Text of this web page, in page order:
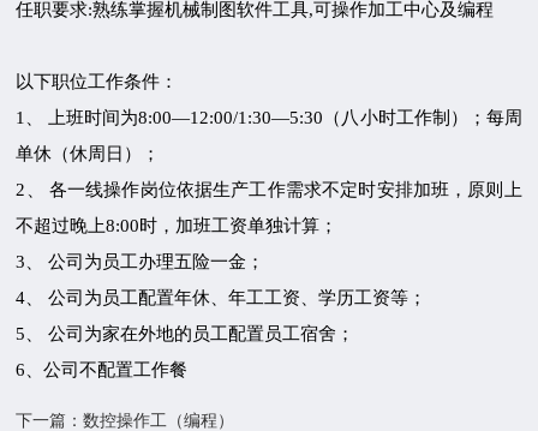
任职要求:熟练掌握机械制图软件工具,可操作加工中心及编程
以下职位工作条件：
1、 上班时间为8:00—12:00/1:30—5:30（八小时工作制）；每周
单休（休周日）；
2、 各一线操作岗位依据生产工作需求不定时安排加班，原则上
不超过晚上8:00时，加班工资单独计算；
3、 公司为员工办理五险一金；
4、 公司为员工配置年休、年工工资、学历工资等；
5、 公司为家在外地的员工配置员工宿舍；
6、公司不配置工作餐
下一篇：数控操作工（编程）